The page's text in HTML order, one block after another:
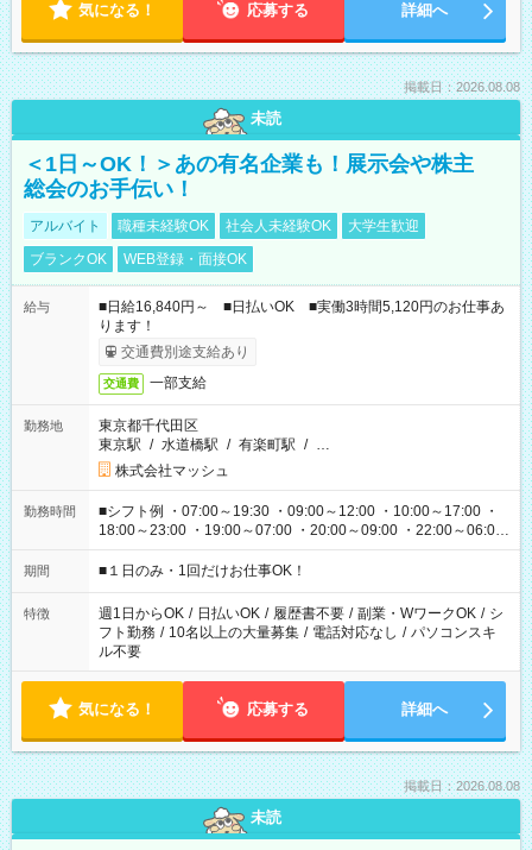
気になる！ 応募する 詳細へ
掲載日：2026.08.08
未読
＜1日～OK！＞あの有名企業も！展示会や株主
総会のお手伝い！
アルバイト 職種未経験OK 社会人未経験OK
大学生歓迎
ブランクOK
WEB登録・面接OK
給与
■日給16,840円～ ■日払いOK ■実働3時間5,120円のお仕事あ
ります！
交通費別途支給あり
交通費 一部支給
勤務地
東京都千代田区
東京駅 / 水道橋駅 / 有楽町駅 / …
株式会社マッシュ
勤務時間
■シフト例 ・07:00～19:30 ・09:00～12:00 ・10:00～17:00 ・
18:00～23:00 ・19:00～07:00 ・20:00～09:00 ・22:00～06:00
etc ★最短で3時間で5,120円のお仕事から 15時間で2万円近く稼
げるお仕事も！ ご希望のお時間に合わせてご紹介！ ※シフトは
ください！
期間 ■１日のみ・1回だけお仕事OK！
特徴 週1日からOK / 日払いOK / 履歴書不要 / 副業・WワークOK / シ
フト勤務 / 10名以上の大量募集 / 電話対応なし / パソコンスキ
ル不要
気になる！ 応募する 詳細へ
掲載日：2026.08.08
未読